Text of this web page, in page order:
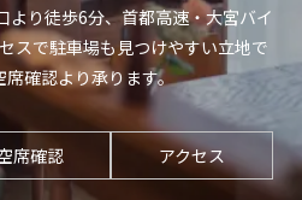
より徒歩6分、首都高速・大宮バイ
スで駐車場も見つけやすい立地で
席確認より承ります。
席確認 アクセス